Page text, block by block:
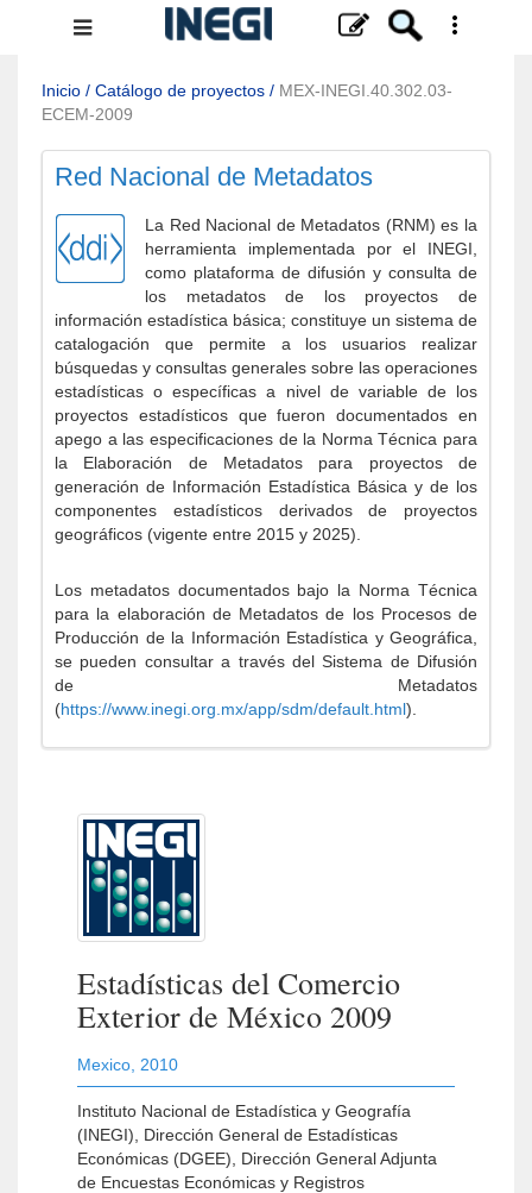
Menú
navegación
Inicio / Catálogo de proyectos / MEX-INEGI.40.302.03-
ECEM-2009
Red Nacional de Metadatos
La Red Nacional de Metadatos (RNM) es la
herramienta implementada por el INEGI,
como plataforma de difusión y consulta de
los metadatos de los proyectos de
información estadística básica; constituye un sistema de
catalogación que permite a los usuarios realizar
búsquedas y consultas generales sobre las operaciones
estadísticas o específicas a nivel de variable de los
proyectos estadísticos que fueron documentados en
apego a las especificaciones de la Norma Técnica para
la Elaboración de Metadatos para proyectos de
generación de Información Estadística Básica y de los
componentes estadísticos derivados de proyectos
geográficos (vigente entre 2015 y 2025).
Los metadatos documentados bajo la Norma Técnica
para la elaboración de Metadatos de los Procesos de
Producción de la Información Estadística y Geográfica,
se pueden consultar a través del Sistema de Difusión
de Metadatos
(https://www.inegi.org.mx/app/sdm/default.html).
Estadísticas del Comercio
Exterior de México 2009
Mexico 2010
Instituto Nacional de Estadística y Geografía
(INEGI), Dirección General de Estadísticas
Económicas (DGEE), Dirección General Adjunta
de Encuestas Económicas y Registros